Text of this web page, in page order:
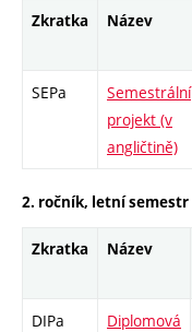
Zkratka Název
SEPa
Semestrální
projekt (v
angličtině)
2. ročník, letní semestr
Zkratka Název
DIPa
Diplomová